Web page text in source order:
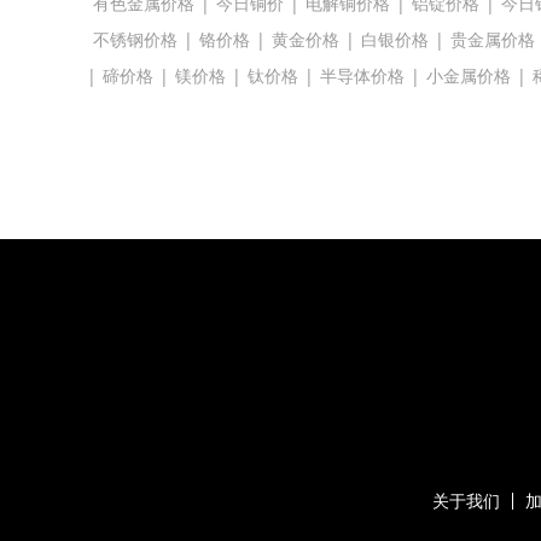
不锈钢价格 | 铬价格 | 黄金价格 | 白银价格 | 贵金属价格
| 碲价格 | 镁价格 | 钛价格 | 半导体价格 | 小金属价格 |
关于我们